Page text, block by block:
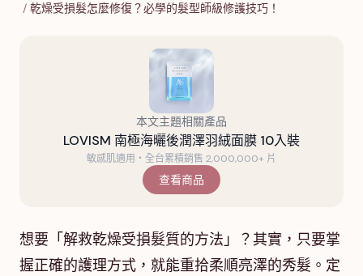
/ 乾燥受損髮怎麼修復？必學的髮型師級修護技巧！
本文主題相關產品
LOVISM 南極海曬後潤澤羽絨面膜 10入裝
敏感肌適用・全台累積銷售 2,000,000+ 片
查看商品
想要「解救乾燥受損髮質的方法」？其實，只要掌
握正確的護理方式，就能重拾柔順亮澤的秀髮。定